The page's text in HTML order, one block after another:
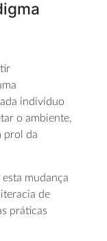
indivíduo
o ambiente,
prol da
mudança
de
práticas